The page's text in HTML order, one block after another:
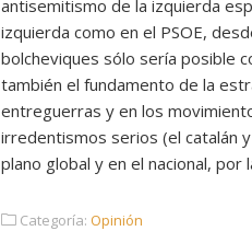
antisemitismo de la izquierda
izquierda como en el PSOE,
bolcheviques sólo sería posible
también el fundamento de la
entreguerras y en los
irredentismos serios (el catalán
plano global y en el nacional, por
Categoría: Opinión